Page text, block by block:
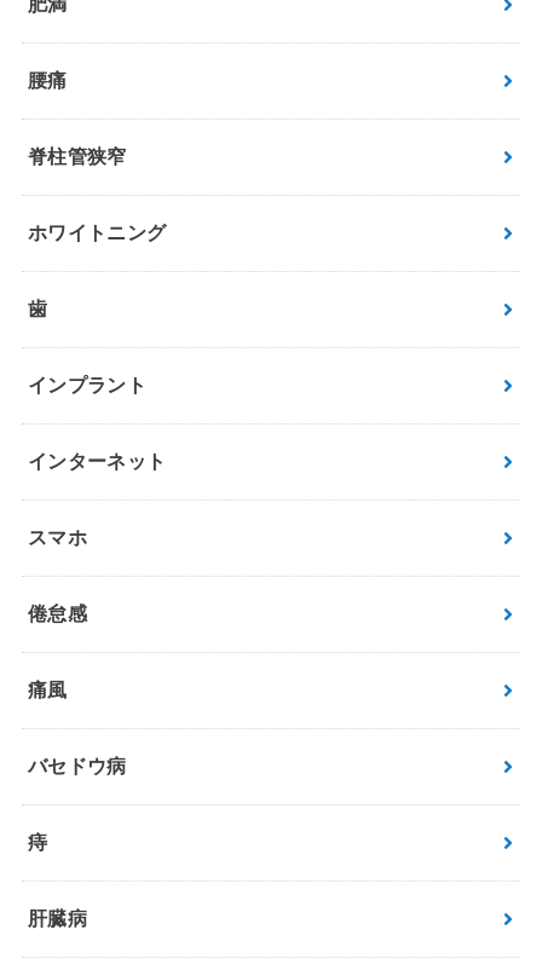
肥満
腰痛
脊柱管狭窄
ホワイトニング
歯
インプラント
インターネット
スマホ
倦怠感
痛風
バセドウ病
痔
肝臓病